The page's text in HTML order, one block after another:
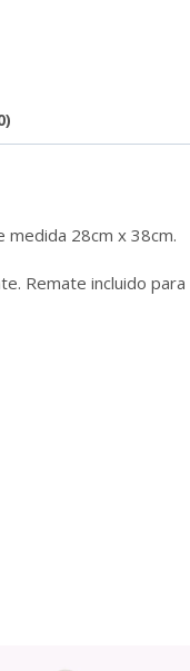
medida 28cm x 38cm.
Remate incluido para